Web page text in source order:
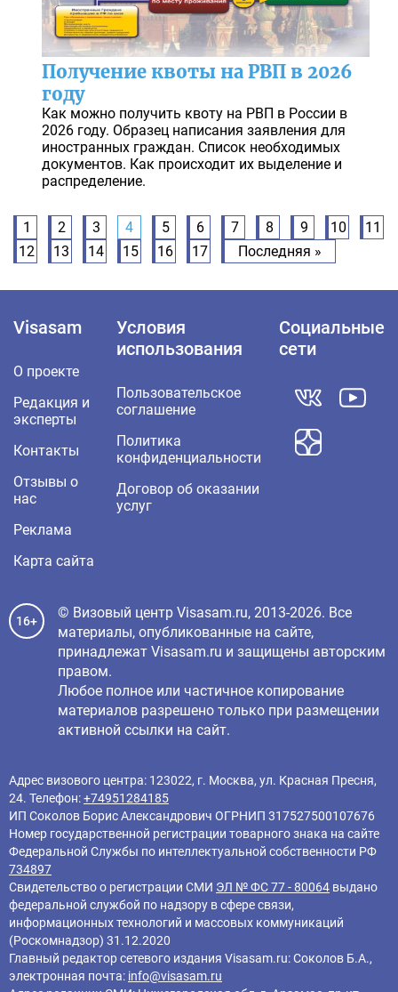
Получение квоты на РВП в 2026
году
Как можно получить квоту на РВП в России в
2026 году. Образец написания заявления для
иностранных граждан. Список необходимых
документов. Как происходит их выделение и
распределение.
1 2 3 4 5 6 7 8 9 10
11
12
13 14 15 16 17 Последняя »
Visasam
О проекте
Редакция и
эксперты
Контакты
Отзывы о
нас
Реклама
Карта сайта
Условия
использования
Пользовательское
соглашение
Политика
конфиденциальности
Договор об оказании
услуг
Социальные
сети
16+
© Визовый центр Visasam.ru, 2013-2026. Все
материалы, опубликованные на сайте,
принадлежат Visasam.ru и защищены авторским
правом.
Любое полное или частичное копирование
материалов разрешено только при размещении
активной ссылки на сайт.
Адрес визового центра: 123022, г. Москва, ул. Красная Пресня,
24. Телефон:+74951284185
ИП Соколов Борис Александрович ОГРНИП 317527500107676
Номер государственной регистрации товарного знака на сайте
Федеральной Службы по интеллектуальной собственности РФ
734897
Свидетельство о регистрации СМИ ЭЛ № ФС 77 - 80064 выдано
федеральной службой по надзору в сфере связи,
информационных технологий и массовых коммуникаций
(Роскомнадзор) 31.12.2020
Главный редактор cетевого издания Visasam.ru: Соколов Б.А.,
электронная почта: info@visasam.ru